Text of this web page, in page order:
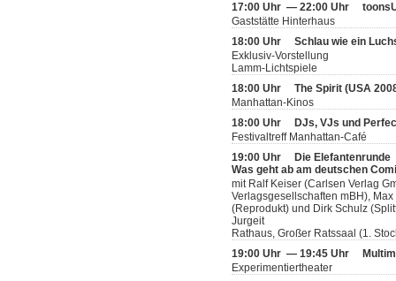
17:00 Uhr — 22:00 Uhr
Gaststätte Hinterhaus
18:00 Uhr Schlau wie ein
Exklusiv-Vorstellung
Lamm-Lichtspiele
18:00 Uhr The Spirit (USA
Manhattan-Kinos
18:00 Uhr
DJs, VJs und
Festivaltreff Manhattan-Café
19:00 Uhr
Die Elefantenrunde
Was geht ab am deutschen
mit Ralf Keiser (Carlsen Verlag
Verlagsgesellschaften mBH),
(Reprodukt) und Dirk Schulz
Jurgeit
Rathaus, Großer Ratssaal (1.
19:00 Uhr — 19:45 Uhr
Experimentiertheater